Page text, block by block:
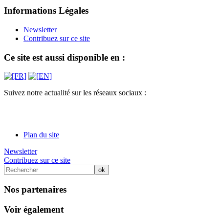
Informations Légales
Newsletter
Contribuez sur ce site
Ce site est aussi disponible en :
Suivez notre actualité sur les réseaux sociaux :
Plan du site
Newsletter
Contribuez sur ce site
Nos partenaires
Voir également